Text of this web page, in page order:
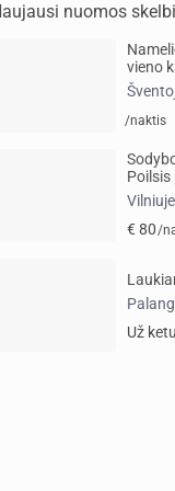
nuomos
vieno
/naktis
Poilsis
Vilniuje
€ 80/
Už